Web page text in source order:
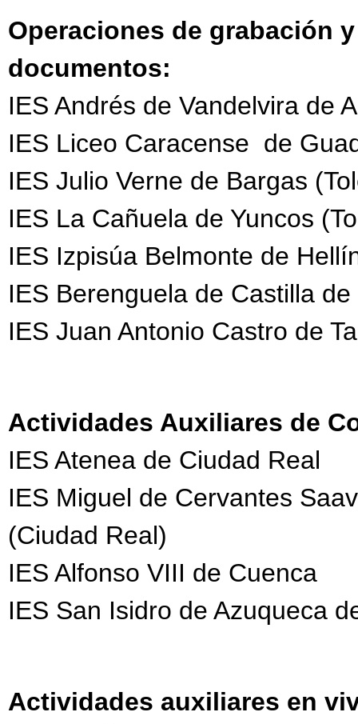
Operaciones de grabación
documentos:
IES Andrés de Vandelvira de
IES Liceo Caracense de
IES Julio Verne de Bargas
IES La Cañuela de Yuncos
IES Izpisúa Belmonte de
IES Berenguela de Castilla
IES Juan Antonio Castro de
Actividades Auxiliares de
IES Atenea de Ciudad Real
IES Miguel de Cervantes
(Ciudad Real)
IES Alfonso VIII de Cuenca
IES San Isidro de Azuqueca
Actividades auxiliares en